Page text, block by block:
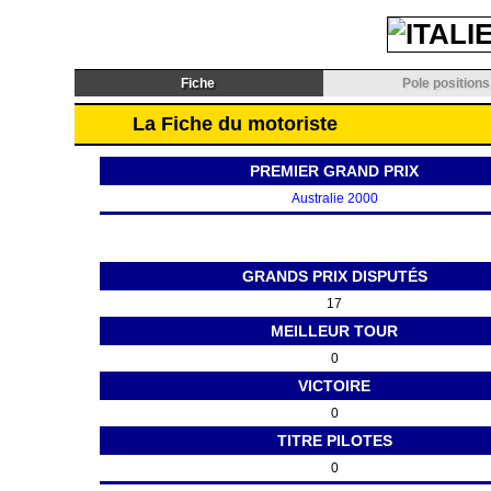
Fiche Pole positions
La Fiche du motoriste
PREMIER GRAND PRIX
Australie 2000
GRANDS PRIX DISPUTÉS
17
MEILLEUR TOUR
0
VICTOIRE
0
TITRE PILOTES
0